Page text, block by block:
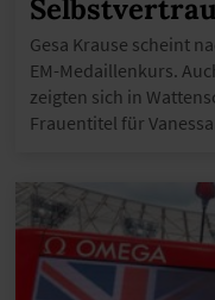
Gesa Krause scheint
EM-Medaillenkurs.
zeigten sich in
Frauentitel für